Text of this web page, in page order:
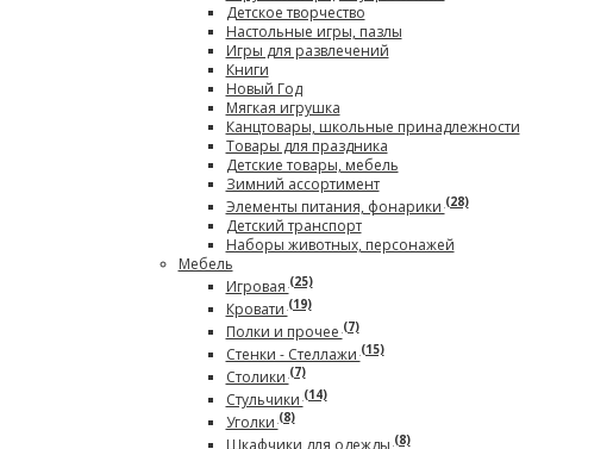
Детское творчество
Настольные игры, пазлы
Игры для развлечений
Книги
Новый Год
Мягкая игрушка
Канцтовары, школьные принадлежности
Товары для праздника
Детские товары, мебель
Зимний ассортимент
Элементы питания, фонарики(28)
Детский транспорт
Наборы животных, персонажей
Мебель
Игровая(25)
Кровати(19)
Полки и прочее(7)
Стенки - Стеллажи(15)
Столики(7)
Стульчики(14)
Уголки(8)
Шкафчики для одежды(8)